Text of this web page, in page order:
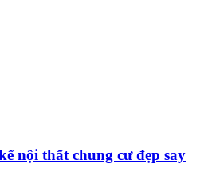
nội thất chung cư đẹp say